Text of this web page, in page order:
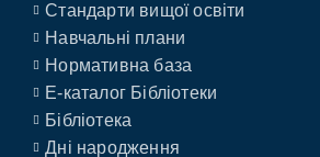
Стандарти вищої освіти
Навчальні плани
Нормативна база
E-каталог Бібліотеки
Бібліотека
Дні народження